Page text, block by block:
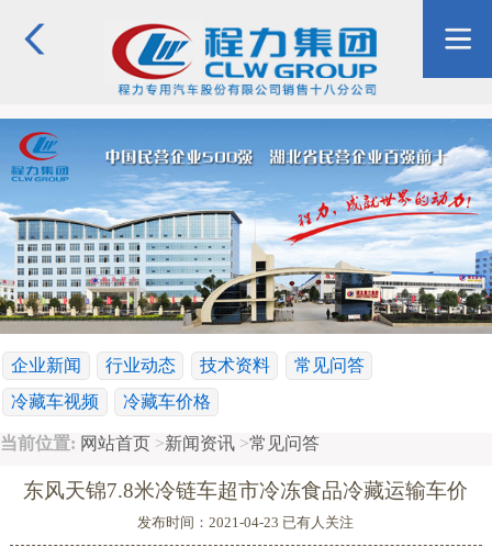
企业新闻 行业动态 技术资料
常见问答
冷藏车视频
冷藏车价格
当前位置: 网站首页 >新闻资讯 >常见问答
东风天锦7.8米冷链车超市冷冻食品冷藏运输车价
发布时间：2021-04-23 已有人关注